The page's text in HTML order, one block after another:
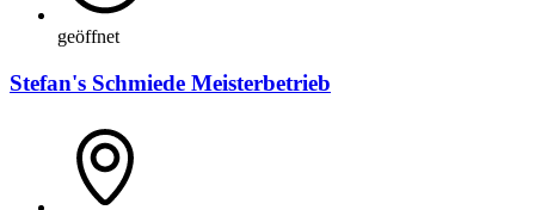
geöffnet
Stefan's Schmiede Meisterbetrieb